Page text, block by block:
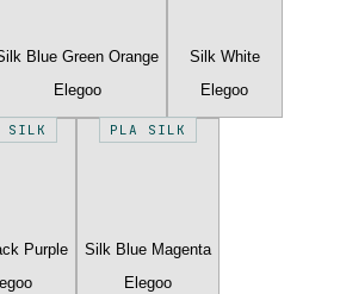
Blue Green Orange
Elegoo
Silk White
Elegoo
SILK
Purple
PLA SILK
Silk Blue Magenta
Elegoo